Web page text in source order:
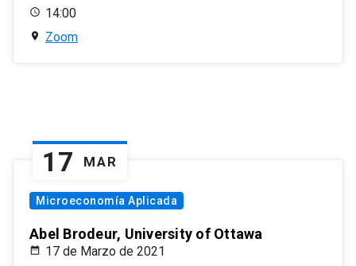
14:00
Zoom
17 MAR
Microeconomía Aplicada
Abel Brodeur, University of Ottawa
17 de Marzo de 2021